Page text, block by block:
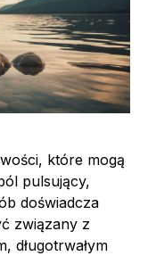
które mogą
pulsujący,
doświadcza
związany z
długotrwałym